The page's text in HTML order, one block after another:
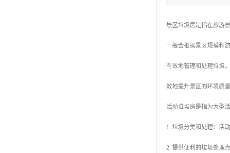
景区垃圾房是指在旅游
一般会根据景区规模和
有效地管理和处理垃圾
效地提升景区的环境质
活动垃圾房是指为大型
1. 垃圾分类和处理：活
2. 提供便利的垃圾处理